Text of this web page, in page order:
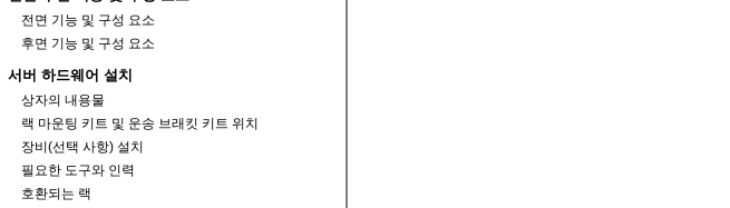
전면 기능 및 구성 요소
후면 기능 및 구성 요소
서버 하드웨어 설치
상자의 내용물
랙 마운팅 키트 및 운송 브래킷 키트 위치
장비(선택 사항) 설치
필요한 도구와 인력
호환되는 랙